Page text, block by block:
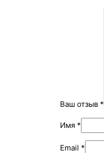
Ваш отзыв *
Имя *
Email *